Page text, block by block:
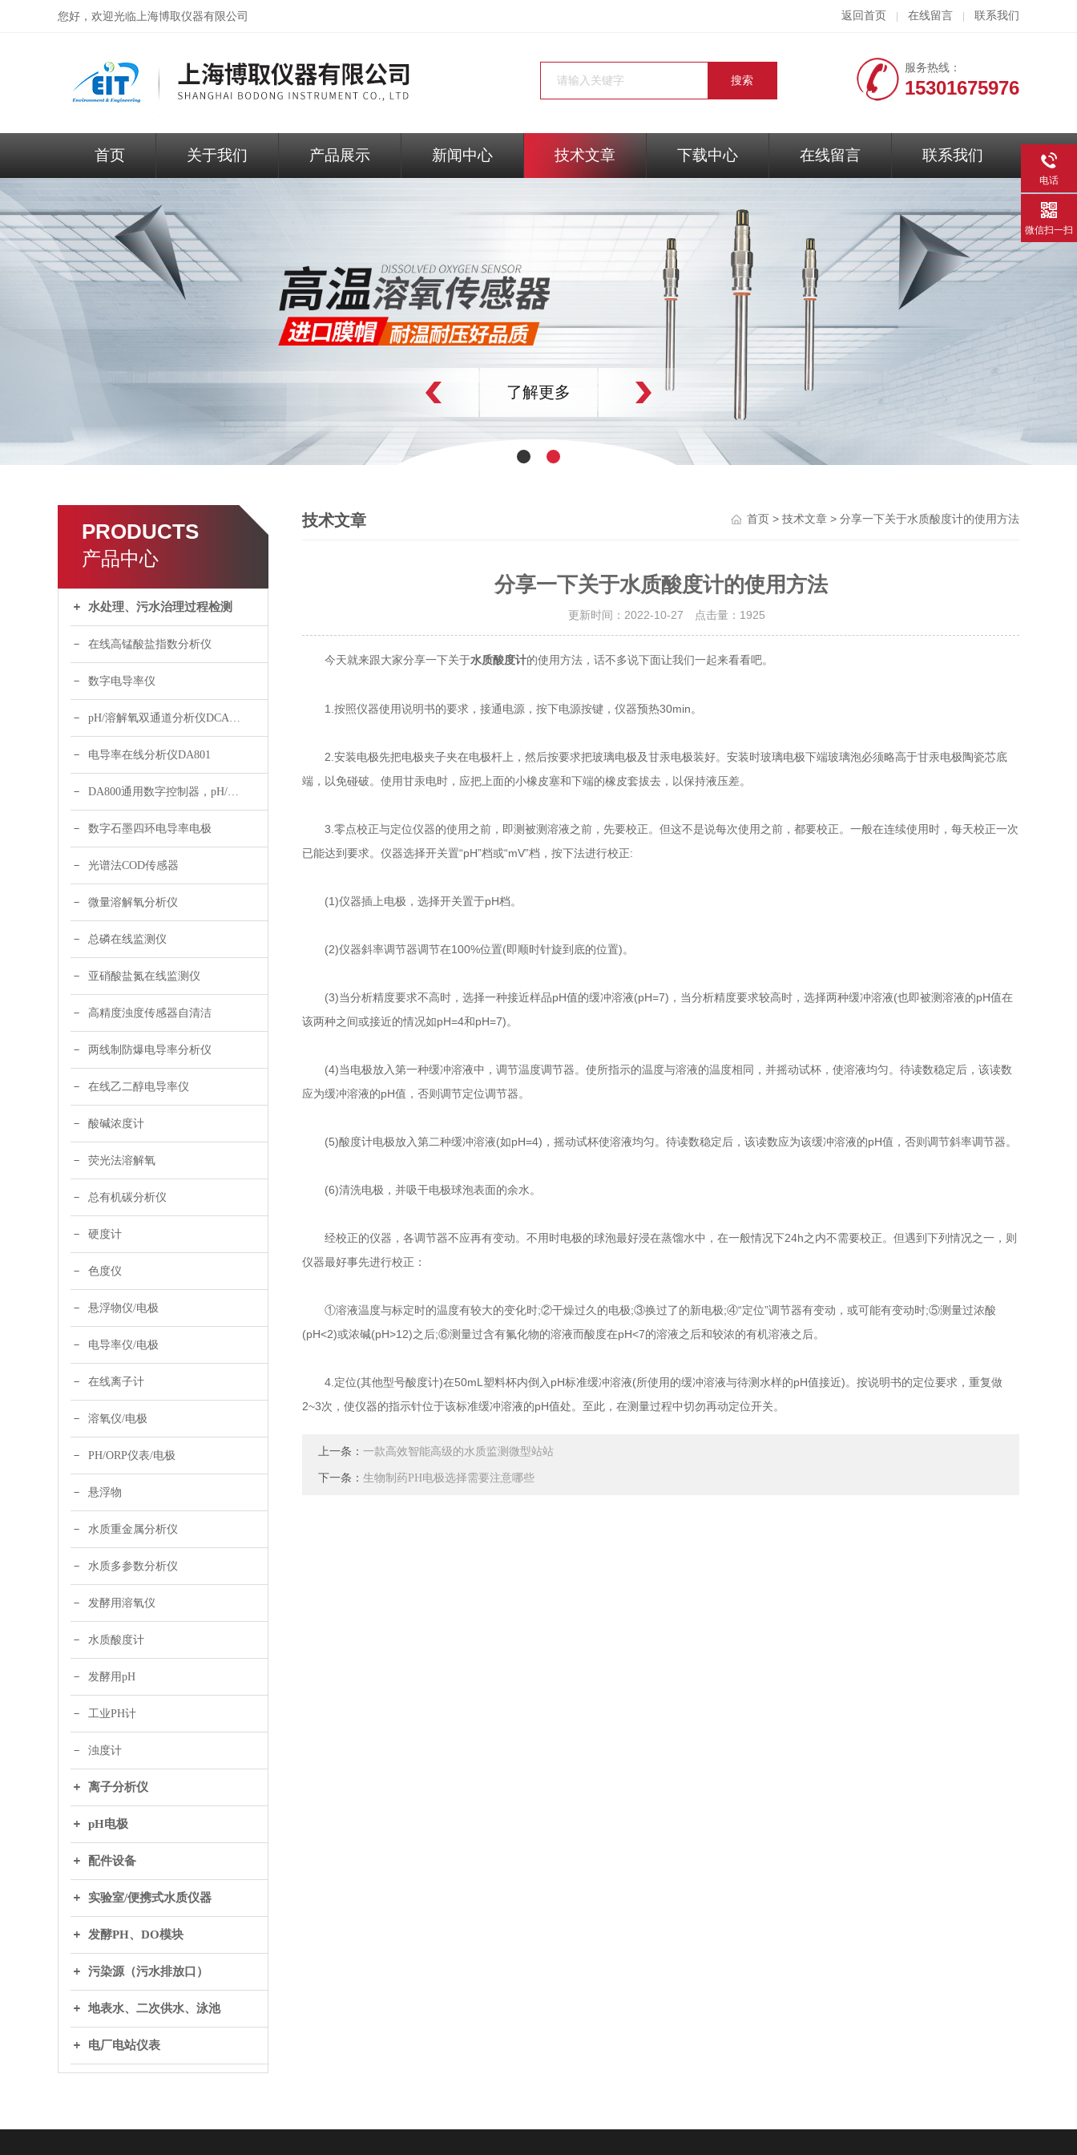
您好，欢迎光临上海博取仪器有限公司 返回首页 在线留言 联系我们
服务热线：
15301675976
首页 关于我们 产品展示 新闻中心 技术文章 下载中心 在线留言 联系我们
了解更多
PRODUCTS
产品中心
水处理、污水治理过程检测
在线高锰酸盐指数分析仪
数字电导率仪
pH/溶解氧双通道分析仪DCA120
电导率在线分析仪DA801
DA800通用数字控制器，pH/DO/ORP多参数
数字石墨四环电导率电极
光谱法COD传感器
微量溶解氧分析仪
总磷在线监测仪
亚硝酸盐氮在线监测仪
高精度浊度传感器自清洁
两线制防爆电导率分析仪
在线乙二醇电导率仪
酸碱浓度计
荧光法溶解氧
总有机碳分析仪
硬度计
色度仪
悬浮物仪/电极
电导率仪/电极
在线离子计
溶氧仪/电极
PH/ORP仪表/电极
悬浮物
水质重金属分析仪
水质多参数分析仪
发酵用溶氧仪
水质酸度计
发酵用pH
工业PH计
浊度计
离子分析仪
pH电极
配件设备
实验室/便携式水质仪器
发酵PH、DO模块
污染源（污水排放口）
地表水、二次供水、泳池
电厂电站仪表
技术文章 首页 > 技术文章 > 分享一下关于水质酸度计的使用方法
分享一下关于水质酸度计的使用方法
更新时间：2022-10-27 点击量： 1925
今天就来跟大家分享一下关于水质酸度计的使用方法，话不多说下面让我们一起来看看吧。
1.按照仪器使用说明书的要求，接通电源，按下电源按键，仪器预热30min。
2.安装电极先把电极夹子夹在电极杆上，然后按要求把玻璃电极及甘汞电极装好。安装时玻璃电极下端玻璃泡必须略高于甘汞电极陶瓷芯底
端，以免碰破。使用甘汞电时，应把上面的小橡皮塞和下端的橡皮套拔去，以保持液压差。
3.零点校正与定位仪器的使用之前，即测被测溶液之前，先要校正。但这不是说每次使用之前，都要校正。一般在连续使用时，每天校正一次
已能达到要求。仪器选择开关置“pH”档或“mV”档，按下法进行校正:
(1)仪器插上电极，选择开关置于pH档。
(2)仪器斜率调节器调节在100%位置(即顺时针旋到底的位置)。
(3)当分析精度要求不高时，选择一种接近样品pH值的缓冲溶液(pH=7)，当分析精度要求较高时，选择两种缓冲溶液(也即被测溶液的pH值在
该两种之间或接近的情况如pH=4和pH=7)。
(4)当电极放入第一种缓冲溶液中，调节温度调节器。使所指示的温度与溶液的温度相同，并摇动试杯，使溶液均匀。待读数稳定后，该读数
应为缓冲溶液的pH值，否则调节定位调节器。
(5)酸度计电极放入第二种缓冲溶液(如pH=4)，摇动试杯使溶液均匀。待读数稳定后，该读数应为该缓冲溶液的pH值，否则调节斜率调节器。
(6)清洗电极，并吸干电极球泡表面的余水。
经校正的仪器，各调节器不应再有变动。不用时电极的球泡最好浸在蒸馏水中，在一般情况下24h之内不需要校正。但遇到下列情况之一，则
仪器最好事先进行校正：
①溶液温度与标定时的温度有较大的变化时;②干燥过久的电极;③换过了的新电极;④“定位”调节器有变动，或可能有变动时;⑤测量过浓酸
(pH<2)或浓碱(pH>12)之后;⑥测量过含有氟化物的溶液而酸度在pH<7的溶液之后和较浓的有机溶液之后。
4.定位(其他型号酸度计)在50mL塑料杯内倒入pH标准缓冲溶液(所使用的缓冲溶液与待测水样的pH值接近)。按说明书的定位要求，重复做
2~3次，使仪器的指示针位于该标准缓冲溶液的pH值处。至此，在测量过程中切勿再动定位开关。
上一条： 一款高效智能高级的水质监测微型站站
下一条： 生物制药PH电极选择需要注意哪些
电话
微信扫一扫